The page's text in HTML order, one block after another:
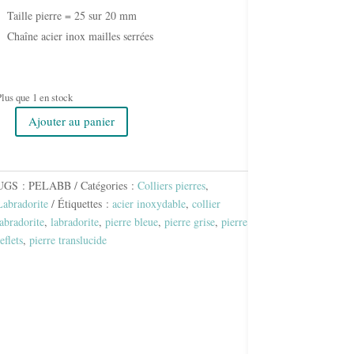
Taille pierre = 25 sur 20 mm
Chaîne acier inox mailles serrées
que 1 en stock
quantité
Ajouter au panier
: PELABB Catégories : Colliers pierres,
Étiquettes : acier inoxydable, collier
, labradorite, pierre bleue, pierre grise, pierre
, pierre translucide